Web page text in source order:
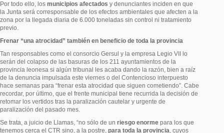
Por todo ello, los municipios afectados y denunciantes inciden en que
la Junta será corresponsable de los efectos ambientales que afecten a la
zona por la llegada diaria de 6.000 toneladas sin control ni tratamiento
previo.
Frenar “una atrocidad” también en beneficio de toda la provincia
Tan responsables como el consorcio Gersul y la empresa Legio VII lo
serán del colapso de las basuras de los 211 ayuntamientos de la
provincia leonesa si algún tribunal les acaba dando la razón, bien a raíz
de la denuncia impulsada este viernes o del Contencioso interpuesto
hace semanas para “frenar esta atrocidad que siguen cometiendo”. Cabe
recordar, por último, que el frente municipal tiene recurrida la decisión de
retomar los vertidos tras la paralización cautelar y urgente de
paralización del pasado mes.
Se trata, a juicio de Llamas, “no sólo de un riesgo enorme para los que
tenemos cerca el CTR sino, a la postre, para toda la provincia, cuyos